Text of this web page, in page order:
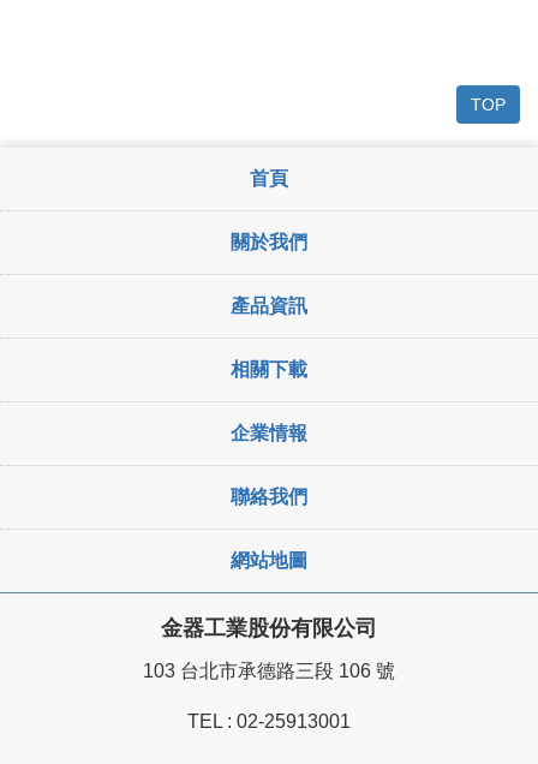
TOP
首頁
關於我們
產品資訊
相關下載
企業情報
聯絡我們
網站地圖
金器工業股份有限公司
103 台北市承德路三段 106 號
TEL : 02-25913001